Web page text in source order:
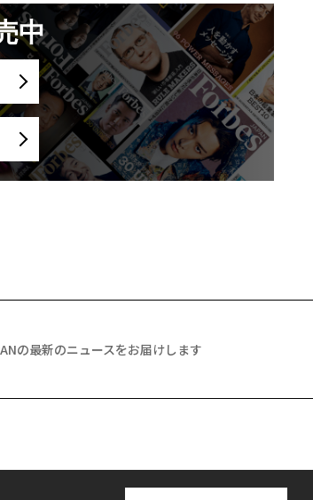
中
の最新のニュースをお届けします